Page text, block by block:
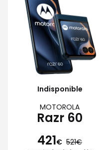
Indisponible
MOTOROLA
Razr 60
421€ 521